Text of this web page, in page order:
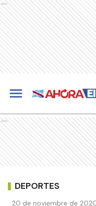
Ads
Ads
DEPORTES
20 de noviembre de